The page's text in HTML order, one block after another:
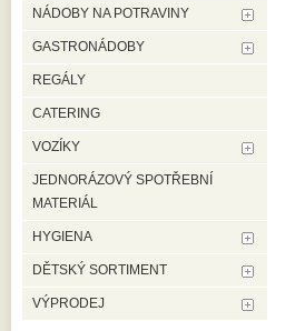
NÁDOBY NA POTRAVINY
GASTRONÁDOBY
REGÁLY
CATERING
VOZÍKY
JEDNORÁZOVÝ SPOTŘEBNÍ
MATERIÁL
HYGIENA
DĚTSKÝ SORTIMENT
VÝPRODEJ